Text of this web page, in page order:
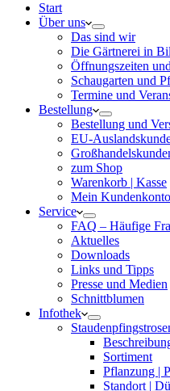
Start
Über uns
Das sind wir
Die Gärtnerei in
Öffnungszeiten
Schaugarten und
Termine und
Bestellung
Bestellung und
EU-
zum Shop
Warenkorb | Kasse
Mein Kundenkonto
Service
FAQ – Häufige
Aktuelles
Downloads
Links und Tipps
Presse und Medien
Schnittblumen
Infothek
Sortiment
Pflanzung |
Standort |